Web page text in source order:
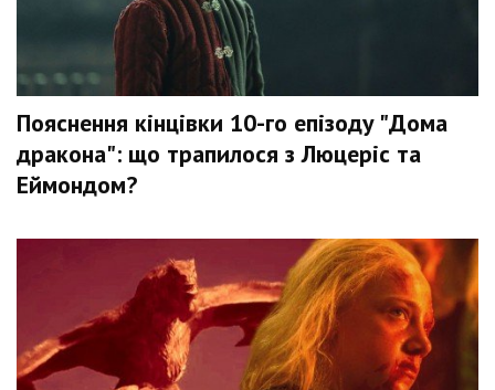
Пояснення кінцівки 10-го епізоду "Дома
дракона": що трапилося з Люцеріс та
Еймондом?